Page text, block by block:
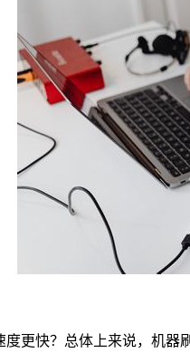
更快？总体上来说，机